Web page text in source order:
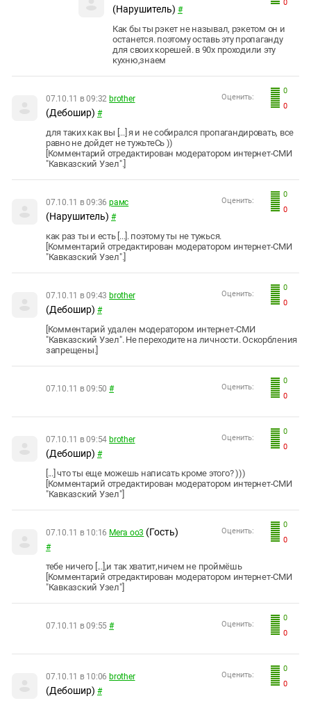
0
(Нарушитель) #
Как бы ты рэкет не называл, рэкетом он и
останется. поэтому оставь эту пропаганду
для своих корешей. в 90х проходили эту
кухню,знаем
0
0
Оценить:
07.10.11 в 09:32 brother
(Дебошир) #
для таких как вы [...] я и не собирался пропагандировать, все
равно не дойдет не тужьтеСь ))
[Комментарий отредактирован модератором интернет-СМИ
"Кавказский Узел".]
0
0
Оценить:
07.10.11 в 09:36 рамс
(Нарушитель) #
как раз ты и есть [...]. поэтому ты не тужься.
[Комментарий отредактирован модератором интернет-СМИ
"Кавказский Узел".]
0
0
Оценить:
07.10.11 в 09:43 brother
(Дебошир) #
[Комментарий удален модератором интернет-СМИ
"Кавказский Узел". Не переходите на личности. Оскорбления
запрещены.]
0
0
Оценить:
07.10.11 в 09:50 #
0
0
Оценить:
07.10.11 в 09:54 brother
(Дебошир) #
[...] что ты еще можешь написать кроме этого? )))
[Комментарий отредактирован модератором интернет-СМИ
"Кавказский Узел"]
0
0
Оценить:
07.10.11 в 10:16 Мега оо3 (Гость)
#
тебе ничего [...],и так хватит,ничем не проймёшь
[Комментарий отредактирован модератором интернет-СМИ
"Кавказский Узел"]
0
0
Оценить:
07.10.11 в 09:55 #
0
0
Оценить:
07.10.11 в 10:06 brother
(Дебошир) #